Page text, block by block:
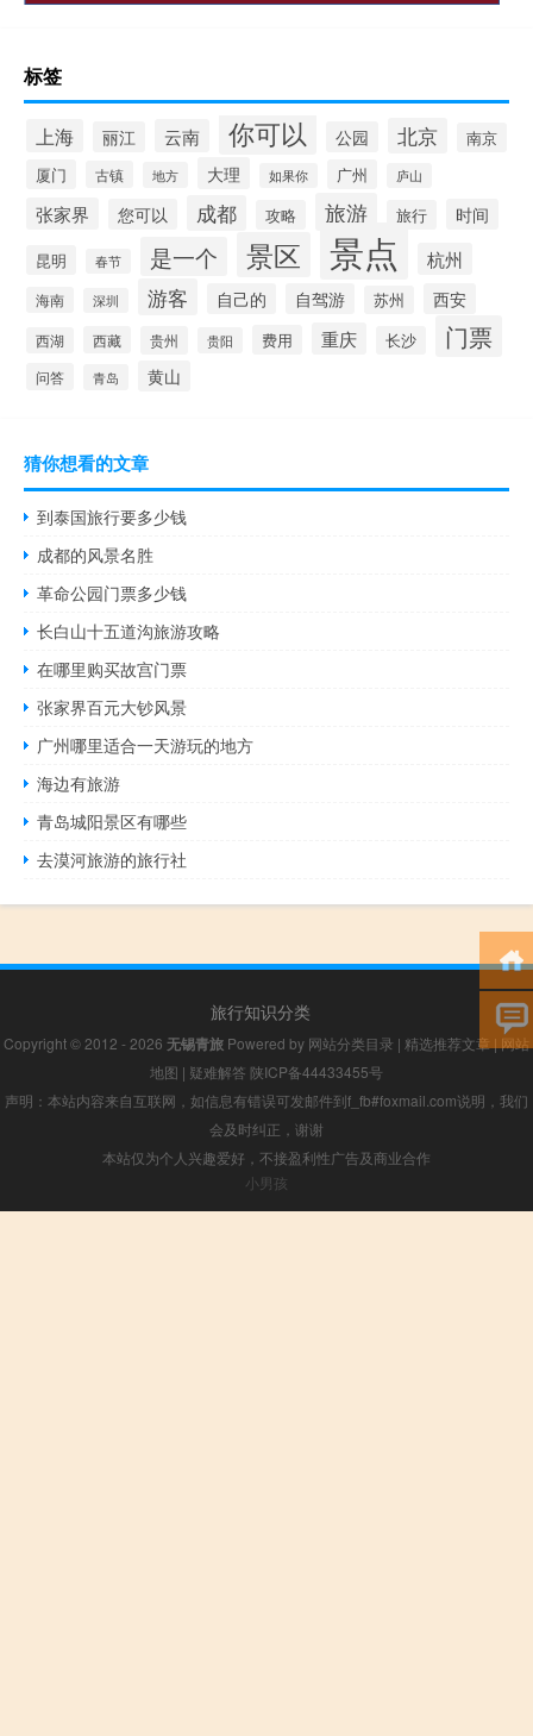
标签
上海 丽江 云南 你可以 公园 北京
南京
厦门
古镇 地方 大理 如果你 广州 庐山
张家界 您可以 成都 攻略 旅游 旅行 时间
昆明 春节 是一个 景区 景点 杭州
海南 深圳 游客 自己的 自驾游 苏州 西安
西湖 西藏 贵州 贵阳 费用 重庆 长沙 门票
问答 青岛 黄山
猜你想看的文章
到泰国旅行要多少钱
成都的风景名胜
革命公园门票多少钱
长白山十五道沟旅游攻略
在哪里购买故宫门票
张家界百元大钞风景
广州哪里适合一天游玩的地方
海边有旅游
青岛城阳景区有哪些
去漠河旅游的旅行社
旅行知识分类
Copyright © 2012 - 2026 无锡青旅 Powered by 网站分类目录 | 精选推荐文章 | 网站
地图 | 疑难解答 陕ICP备44433455号
声明：本站内容来自互联网，如信息有错误可发邮件到f_fb#foxmail.com说明，我们
会及时纠正，谢谢
本站仅为个人兴趣爱好，不接盈利性广告及商业合作
小男孩